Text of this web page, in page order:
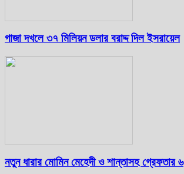
গাজা দখলে ৩৭ মিলিয়ন ডলার বরাদ্দ দিল ইসরায়েল
নতুন ধারার মোমিন মেহেদী ও শান্তাসহ গ্রেফতার ৬